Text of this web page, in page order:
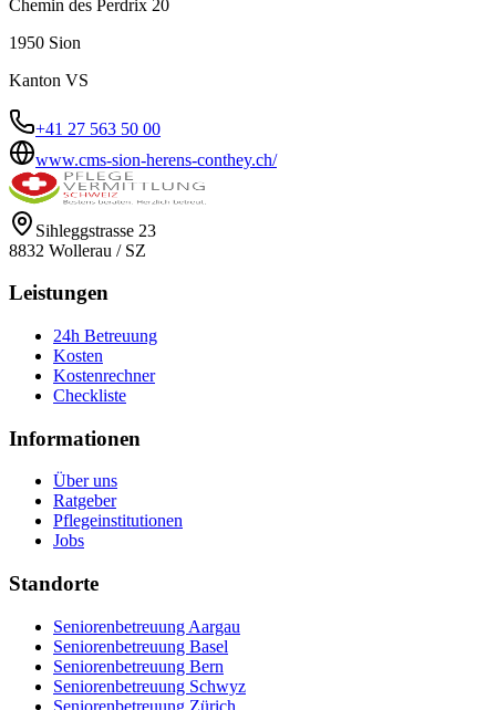
Chemin des Perdrix 20
1950 Sion
Kanton VS
+41 27 563 50 00
www.cms-sion-herens-conthey.ch/
Sihleggstrasse 23
8832 Wollerau / SZ
Leistungen
24h Betreuung
Kosten
Kostenrechner
Checkliste
Informationen
Über uns
Ratgeber
Pflegeinstitutionen
Jobs
Standorte
Seniorenbetreuung Aargau
Seniorenbetreuung Basel
Seniorenbetreuung Bern
Seniorenbetreuung Schwyz
Seniorenbetreuung Zürich